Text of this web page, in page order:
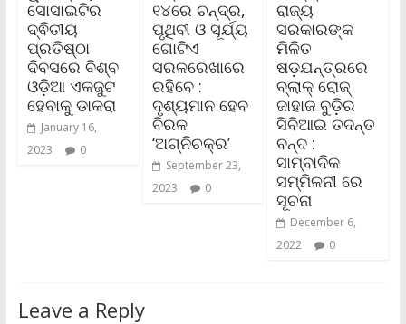
ସୋସାଇଟିର
ଦ୍ଵିତୀୟ
ପ୍ରତିଷ୍ଠା
ଦିବସରେ ବିଶ୍ବ
ଓଡ଼ିଆ ଏକଜୁଟ
ହେବାକୁ ଡାକରା
January 16,
2023
0
୧୪ରେ ଚନ୍ଦ୍ର,
ପୃଥିବୀ ଓ ସୂର୍ଯ୍ୟ
ଗୋଟିଏ
ସରଳରେଖାରେ
ରହିବେ :
ଦୃଶ୍ୟମାନ ହେବ
ବିରଳ
‘ଅଗ୍ନିଚକ୍ର’
September 23,
2023
0
ରାଜ୍ୟ
ସରକାରଙ୍କ
ମିଳିତ
ଷଡ଼ଯନ୍ତ୍ରରେ
ବ୍ଲାକ୍ ରୋଜ୍
ଜାହାଜ ବୁଡ଼ିର
ସିବିଆଇ ତଦନ୍ତ
ବନ୍ଦ :
ସାମ୍ବାଦିକ
ସମ୍ମିଳନୀ ରେ
ସୂଚନା
December 6,
2022
0
Leave a Reply